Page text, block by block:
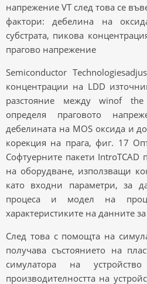
напрежение VT след това се
фактори: дебелина на
субстрата, пикова
прагово напрежение
Semiconductor
концентрации на LDD
разстояние между winof
определя праговото
дебелината на MOS оксида и
корекция на прага, фиг. 17
Софтуерните пакети
на оборудване, използващи
като входни параметри, за
процеса и модел на
характеристиките на данните
След това с помощта на
получава състоянието на
симулатора на
производителността на